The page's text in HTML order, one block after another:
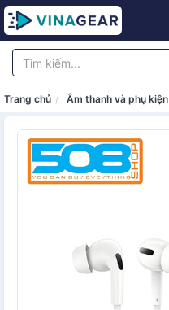
Trang chủ Âm thanh và phụ kiện